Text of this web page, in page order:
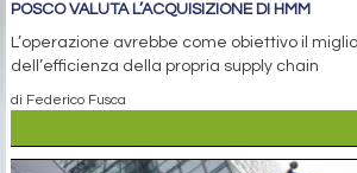
POSCO VALUTA L’ACQUISIZIONE DI HMM
L’operazione avrebbe come obiettivo il
dell’efficienza della propria supply chain
di Federico Fusca